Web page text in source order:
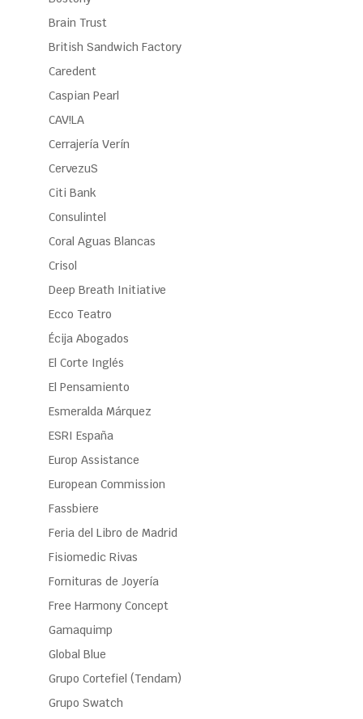
Brain Trust
British Sandwich Factory
Caredent
Caspian Pearl
CAV!LA
Cerrajería Verín
CervezuS
Citi Bank
Consulintel
Coral Aguas Blancas
Crisol
Deep Breath Initiative
Ecco Teatro
Écija Abogados
El Corte Inglés
El Pensamiento
Esmeralda Márquez
ESRI España
Europ Assistance
European Commission
Fassbiere
Feria del Libro de Madrid
Fisiomedic Rivas
Fornituras de Joyería
Free Harmony Concept
Gamaquimp
Global Blue
Grupo Cortefiel (Tendam)
Grupo Swatch